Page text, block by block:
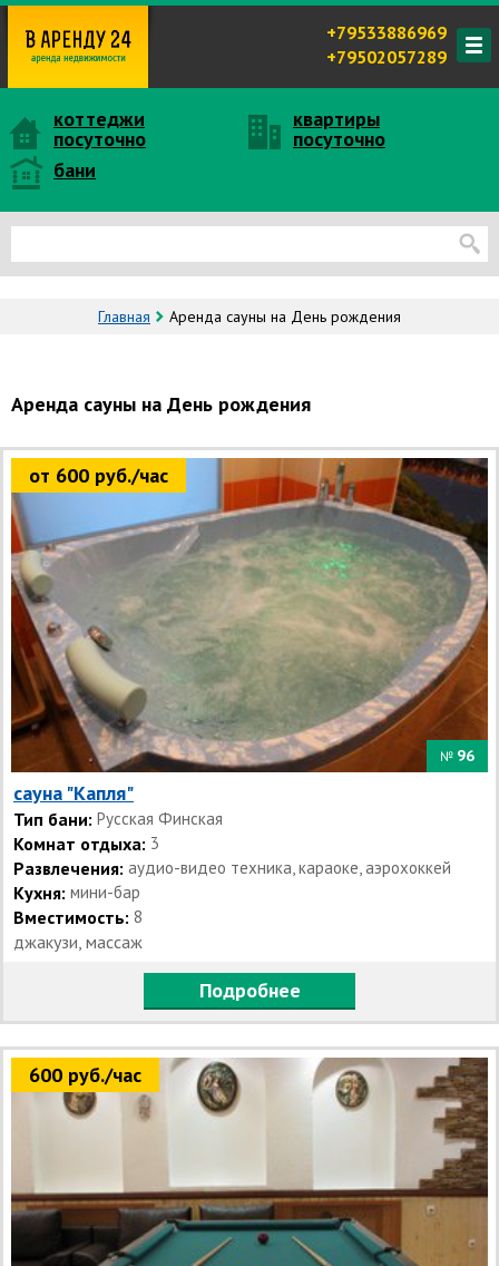
+79533886969
+79502057289
коттеджи
посуточно
квартиры
посуточно
бани
Главная Аренда сауны на День рождения
Аренда сауны на День рождения
от 600 руб./час
№ 96
сауна "Капля"
Тип бани: Русская Финская
Комнат отдыха: 3
Развлечения: аудио-видео техника, караоке, аэрохоккей
Кухня: мини-бар
Вместимость: 8
джакузи, массаж
Подробнее
600 руб./час